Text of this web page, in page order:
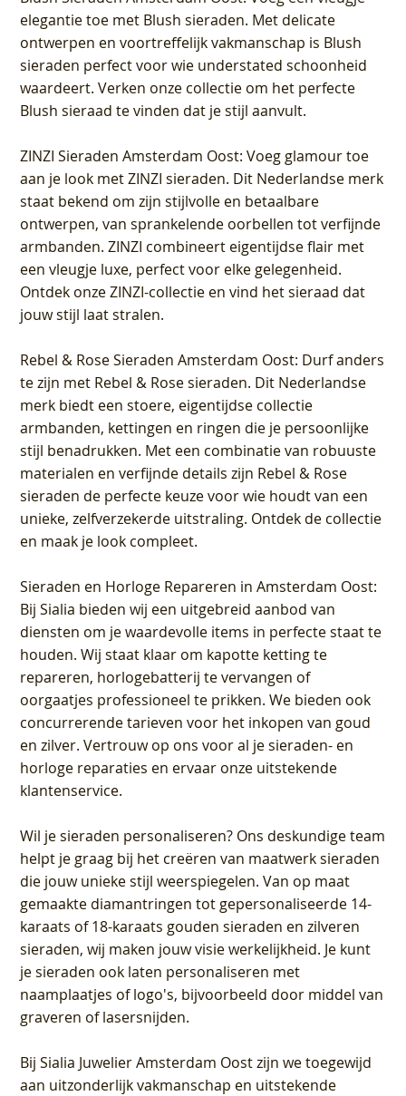
elegantie toe met Blush sieraden. Met delicate
ontwerpen en voortreffelijk vakmanschap is Blush
sieraden perfect voor wie understated schoonheid
waardeert. Verken onze collectie om het perfecte
Blush sieraad te vinden dat je stijl aanvult.
ZINZI Sieraden Amsterdam Oost: Voeg glamour toe
aan je look met ZINZI sieraden. Dit Nederlandse merk
staat bekend om zijn stijlvolle en betaalbare
ontwerpen, van sprankelende oorbellen tot verfijnde
armbanden. ZINZI combineert eigentijdse flair met
een vleugje luxe, perfect voor elke gelegenheid.
Ontdek onze ZINZI-collectie en vind het sieraad dat
jouw stijl laat stralen.
Rebel & Rose Sieraden Amsterdam Oost: Durf anders
te zijn met Rebel & Rose sieraden. Dit Nederlandse
merk biedt een stoere, eigentijdse collectie
armbanden, kettingen en ringen die je persoonlijke
stijl benadrukken. Met een combinatie van robuuste
materialen en verfijnde details zijn Rebel & Rose
sieraden de perfecte keuze voor wie houdt van een
unieke, zelfverzekerde uitstraling. Ontdek de collectie
en maak je look compleet.
Sieraden en Horloge Repareren in Amsterdam Oost:
Bij Sialia bieden wij een uitgebreid aanbod van
diensten om je waardevolle items in perfecte staat te
houden. Wij staat klaar om kapotte ketting te
repareren, horlogebatterij te vervangen of
oorgaatjes professioneel te prikken. We bieden ook
concurrerende tarieven voor het inkopen van goud
en zilver. Vertrouw op ons voor al je sieraden- en
horloge reparaties en ervaar onze uitstekende
klantenservice.
Wil je sieraden personaliseren? Ons deskundige team
helpt je graag bij het creëren van maatwerk sieraden
die jouw unieke stijl weerspiegelen. Van op maat
gemaakte diamantringen tot gepersonaliseerde 14-
karaats of 18-karaats gouden sieraden en zilveren
sieraden, wij maken jouw visie werkelijkheid. Je kunt
je sieraden ook laten personaliseren met
naamplaatjes of logo's, bijvoorbeeld door middel van
graveren of lasersnijden.
BijSialia Juwelier Amsterdam Oostzijn we toegewijd
aan uitzonderlijk vakmanschap en uitstekende